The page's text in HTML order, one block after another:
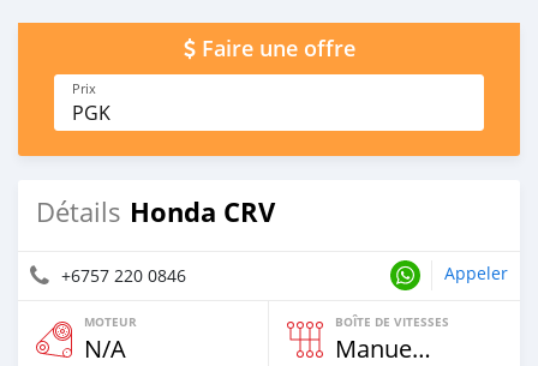
Faire une offre
Prix
PGK
Détails Honda CRV
+6757 220 0846 Appeler
MOTEUR
N/A
BOÎTE DE VITESSES
Manuelle